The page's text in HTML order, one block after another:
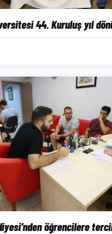
44. Kuruluş yıl
öğrencilere